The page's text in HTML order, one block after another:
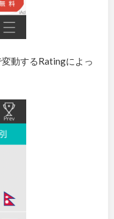
動するRatingによっ